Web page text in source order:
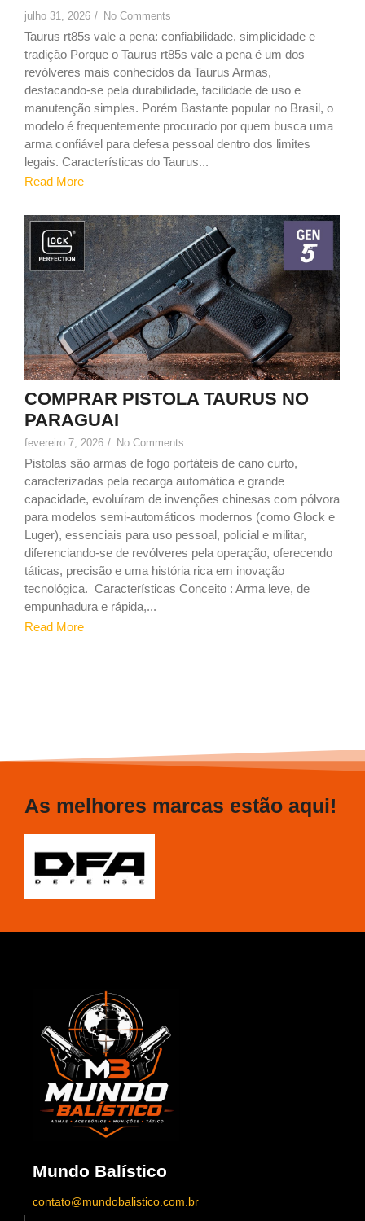
julho 31, 2026 / No Comments
Taurus rt85s vale a pena: confiabilidade, simplicidade e
tradição Porque o Taurus rt85s vale a pena é um dos
revólveres mais conhecidos da Taurus Armas,
destacando-se pela durabilidade, facilidade de uso e
manutenção simples. Porém Bastante popular no Brasil, o
modelo é frequentemente procurado por quem busca uma
arma confiável para defesa pessoal dentro dos limites
legais. Características do Taurus...
Read More
9
COMPRAR PISTOLA TAURUS NO
PARAGUAI
fevereiro 7, 2026 / No Comments
Pistolas são armas de fogo portáteis de cano curto,
caracterizadas pela recarga automática e grande
capacidade, evoluíram de invenções chinesas com pólvora
para modelos semi-automáticos modernos (como Glock e
Luger), essenciais para uso pessoal, policial e militar,
diferenciando-se de revólveres pela operação, oferecendo
táticas, precisão e uma história rica em inovação
tecnológica. Características Conceito : Arma leve, de
empunhadura e rápida,...
Read More
As melhores marcas estão aqui!
Mundo Balístico
contato@mundobalistico.com.br